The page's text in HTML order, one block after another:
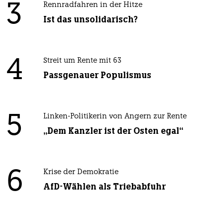
3 Rennradfahren in der Hitze
Ist das unsolidarisch?
4 Streit um Rente mit 63
Passgenauer Populismus
5 Linken-Politikerin von Angern zur Rente
„Dem Kanzler ist der Osten egal“
6 Krise der Demokratie
AfD-Wählen als Triebabfuhr